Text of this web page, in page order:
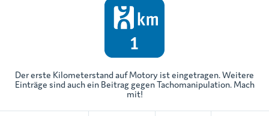
Der erste Kilometerstand auf Motory ist eingetragen. Weitere
Einträge sind auch ein Beitrag gegen Tachomanipulation. Mach
mit!